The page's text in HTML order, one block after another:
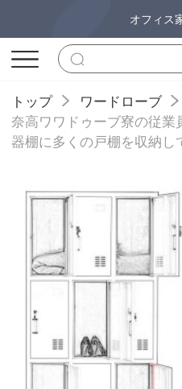
オフィス
トップ
ワードローブ
奈高ワワドゥーブ寮の従
器棚に多くの戸棚を収納し